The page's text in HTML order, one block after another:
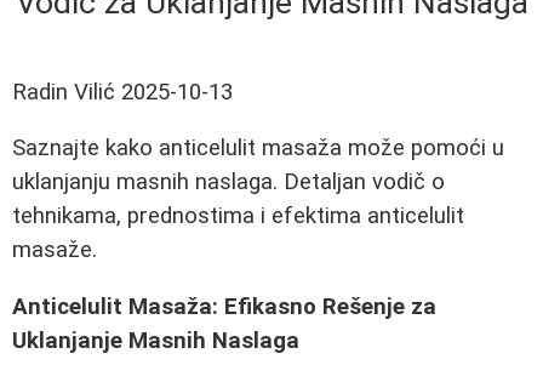
Radin Vilić 2025-10-13
Saznajte kako anticelulit masaža može pomoći u
uklanjanju masnih naslaga. Detaljan vodič o
tehnikama, prednostima i efektima anticelulit
masaže.
Anticelulit Masaža: Efikasno Rešenje za
Uklanjanje Masnih Naslaga